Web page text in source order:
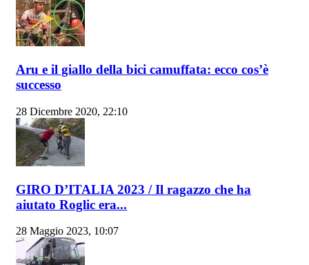
Aru e il giallo della bici camuffata: ecco cos’è
successo
28 Dicembre 2020, 22:10
GIRO D’ITALIA 2023 / Il ragazzo che ha
aiutato Roglic era...
28 Maggio 2023, 10:07